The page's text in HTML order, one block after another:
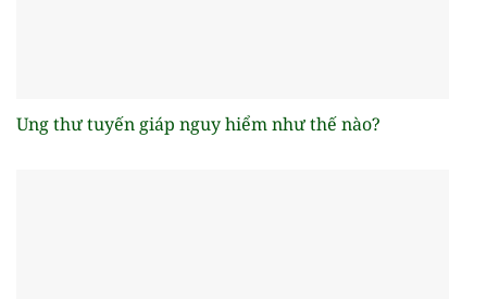
Ung thư tuyến giáp nguy hiểm như thế nào?